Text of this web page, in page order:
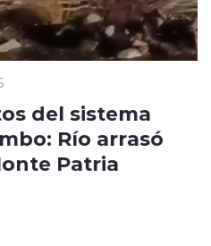
del sistema
Río arrasó
Patria